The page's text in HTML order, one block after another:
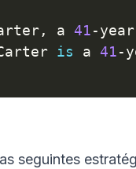
, a 41-year
is a 41-
seguintes